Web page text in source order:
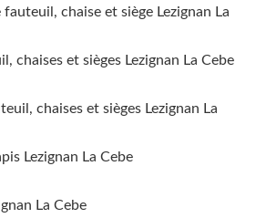
chaise et siège Lezignan La
chaises et sièges Lezignan La Cebe
chaises et sièges Lezignan La
Lezignan La Cebe
La Cebe